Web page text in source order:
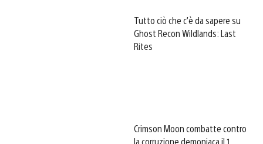
Tutto ciò che c’è da sapere su
Ghost Recon Wildlands: Last
Rites
Crimson Moon combatte contro
la corruzione demoniaca il 1